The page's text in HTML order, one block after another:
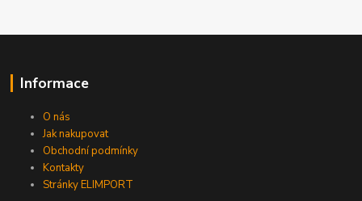
Informace
O nás
Jak nakupovat
Obchodní podmínky
Kontakty
Stránky ELIMPORT